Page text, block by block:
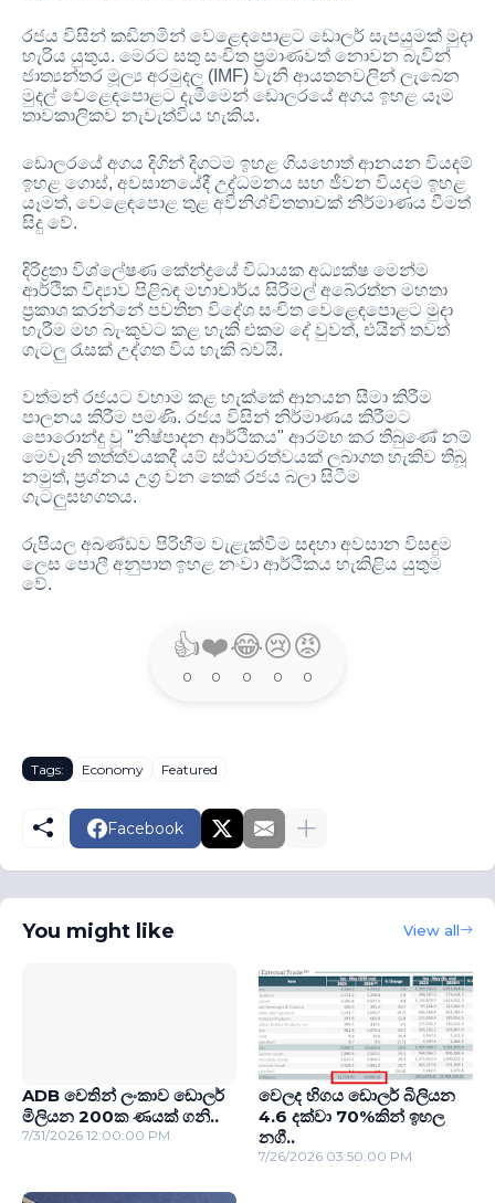
රජය විසින් කඩිනමින් වෙළෙඳපොළට ඩොලර් සැපයුමක් මුදා
හැරිය යුතුය. මෙරට සතු සංචිත ප්‍රමාණවත් නොවන බැවින්
ජාත්‍යන්තර මූල්‍ය අරමුදල (IMF) වැනි ආයතනවලින් ලැබෙන
මුදල් වෙළෙඳපොළට දැමීමෙන් ඩොලරයේ අගය ඉහළ යෑම
තාවකාලිකව නැවැත්විය හැකිය.
ඩොලරයේ අගය දිගින් දිගටම ඉහළ ගියහොත් ආනයන වියදම්
ඉහළ ගොස්, අවසානයේදී උද්ධමනය සහ ජීවන වියදම ඉහළ
යෑමත්, වෙළෙඳපොළ තුළ අවිනිශ්චිතතාවක් නිර්මාණය වීමත්
සිදු වේ.
දිරිද්‍රතා විශ්ලේෂණ කේන්ද්‍රයේ විධායක අධ්‍යක්ෂ මෙන්ම
ආර්ථික විද්‍යාව පිළිබඳ මහාචාර්ය සිරිමල් අබේරත්න මහතා
ප්‍රකාශ කරන්නේ පවතින විදේශ සංචිත වෙළෙඳපොළට මුදා
හැරීම මහ බැංකුවට කළ හැකි එකම දේ වුවත්, එයින් තවත්
ගැටලු රැසක් උද්ගත විය හැකි බවයි.
වත්මන් රජයට වහාම කළ හැක්කේ ආනයන සීමා කිරීම
පාලනය කිරීම පමණි. රජය විසින් නිර්මාණය කිරීමට
පොරොන්දු වූ "නිෂ්පාදන ආර්ථිකය" ආරම්භ කර තිබුණේ නම්
මෙවැනි තත්ත්වයකදී යම් ස්ථාවරත්වයක් ලබාගත හැකිව තිබූ
නමුත්, ප්‍රශ්නය උග්‍ර වන තෙක් රජය බලා සිටීම
ගැටලුසහගතය.
රුපියල අඛණ්ඩව පිරිහීම වැළැක්වීම සඳහා අවසාන විසඳුම
ලෙස පොලී අනුපාත ඉහළ නංවා ආර්ථිකය හැකිළිය යුතුම
වේ.
👍
0
❤️
0
😂
0
😢
0
😡
0
Tags: Economy Featured
Facebook
You might like View all
ADB වෙතින් ලංකාව ඩොලර්
මිලියන 200ක ණයක් ගනි..
7/31/2026 12:00:00 PM
වෙලද හිගය ඩොලර් බිලියන
4.6 දක්වා 70%කින් ඉහල
නගී..
7/26/2026 03:50:00 PM